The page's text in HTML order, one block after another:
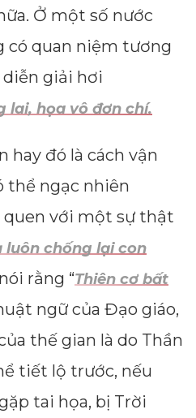
Ở một số nước
có quan niệm tương
diễn giải hơi
lai, họa vô đơn chí.
hay đó là cách vận
thể ngạc nhiên
quen với một sự thật
luôn chống lại con
rằng “Thiên cơ bất
ngữ của Đạo giáo,
thế gian là do Thần
tiết lộ trước, nếu
tai họa, bị Trời